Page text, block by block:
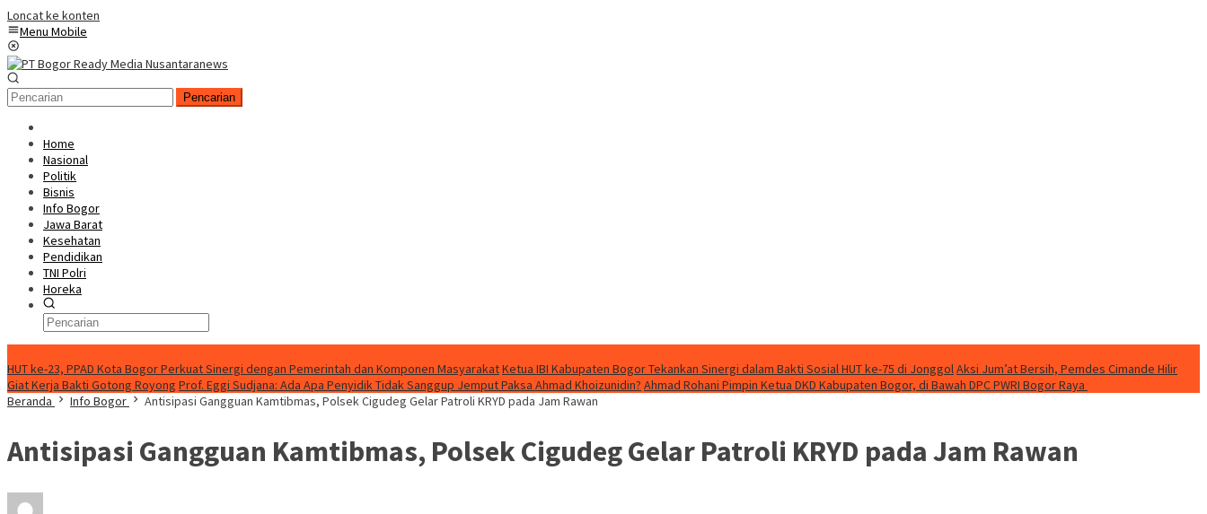
Loncat ke konten
Menu Mobile
Pencarian
Home
Nasional
Politik
Bisnis
Info Bogor
Jawa Barat
Kesehatan
Pendidikan
TNI Polri
Horeka
HUT ke-23, PPAD Kota Bogor Perkuat Sinergi dengan Pemerintah dan Komponen MasyarakatKetua IBI Kabupaten Bogor Tekankan Sinergi dalam Bakti Sosial HUT ke-75 di JonggolAksi Jum’at Bersih, Pemdes Cimande Hilir
Giat Kerja Bakti Gotong Royong Prof. Eggi Sudjana: Ada Apa Penyidik Tidak Sanggup Jemput Paksa Ahmad Khoizunidin? Ahmad Rohani Pimpin Ketua DKD Kabupaten Bogor, di Bawah DPC PWRI Bogor Raya
Beranda
Info Bogor Antisipasi Gangguan Kamtibmas, Polsek Cigudeg Gelar Patroli KRYD pada Jam Rawan
Antisipasi Gangguan Kamtibmas, Polsek Cigudeg Gelar Patroli KRYD pada Jam Rawan